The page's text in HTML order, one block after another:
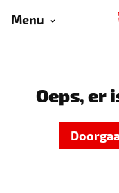
Menu
Oeps, er